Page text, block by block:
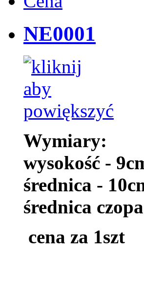
NE0001
Wymiary:
wysokość -
średnica -
średnica
cena za 1szt